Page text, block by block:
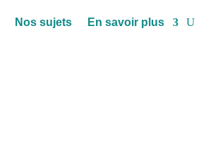
Nos sujets En savoir plus